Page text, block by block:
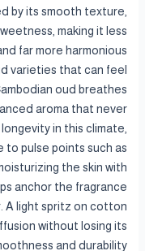
by its smooth texture,
making it less
far more harmonious
varieties that can feel
oud breathes
aroma that never
in this climate,
to pulse points such as
the skin with
anchor the fragrance
A light spritz on cotton
without losing its
and durability